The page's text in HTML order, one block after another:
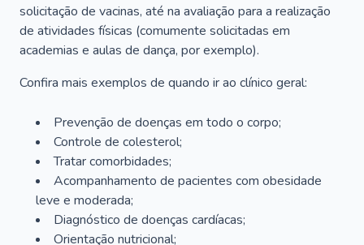
solicitação de vacinas, até na avaliação para a realização
de atividades físicas (comumente solicitadas em
academias e aulas de dança, por exemplo).
Confira mais exemplos de quando ir ao clínico geral:
Prevenção de doenças em todo o corpo;
Controle de colesterol;
Tratar comorbidades;
Acompanhamento de pacientes com obesidade
leve e moderada;
Diagnóstico de doenças cardíacas;
Orientação nutricional;